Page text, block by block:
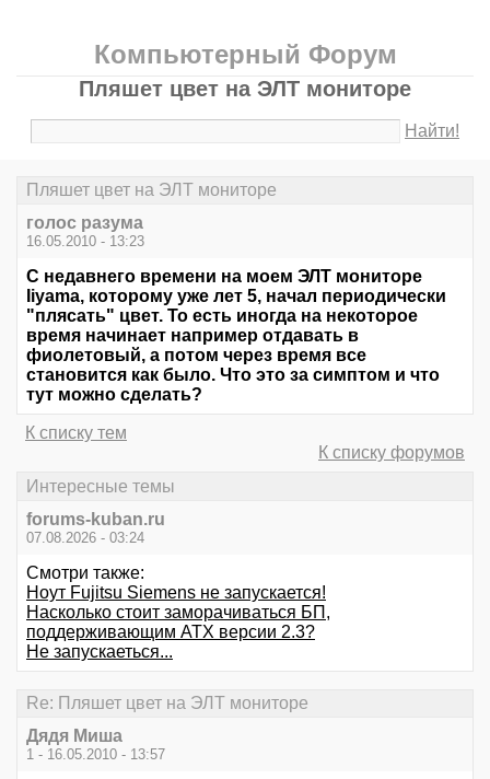
Компьютерный Форум
Пляшет цвет на ЭЛТ мониторе
Найти!
Пляшет цвет на ЭЛТ мониторе
голос разума
16.05.2010 - 13:23
С недавнего времени на моем ЭЛТ мониторе
Iiyama, которому уже лет 5, начал периодически
"плясать" цвет. То есть иногда на некоторое
время начинает например отдавать в
фиолетовый, а потом через время все
становится как было. Что это за симптом и что
тут можно сделать?
К списку тем
К списку форумов
Интересные темы
forums-kuban.ru
07.08.2026 - 03:24
Смотри также:
Ноут Fujitsu Siemens не запускается!
Насколько стоит заморачиваться БП,
поддерживающим ATX версии 2.3?
Не запускаеться...
Re: Пляшет цвет на ЭЛТ мониторе
Дядя Миша
1 - 16.05.2010 - 13:57